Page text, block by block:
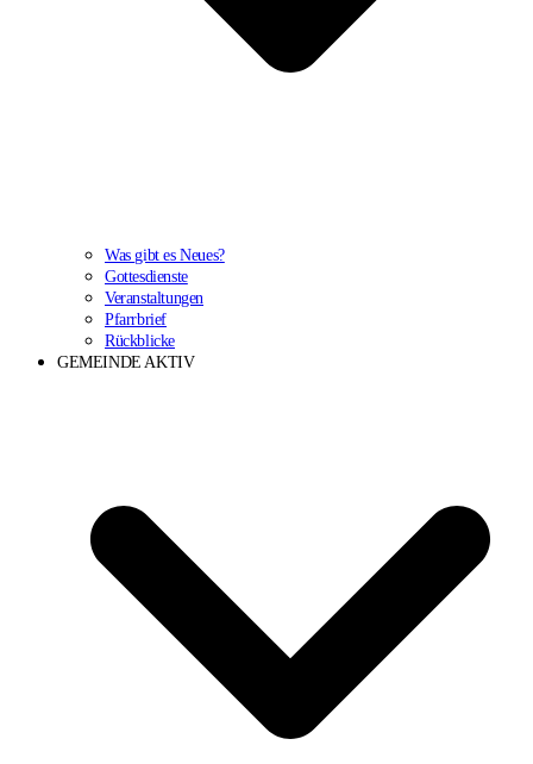
Was gibt es Neues?
Gottesdienste
Veranstaltungen
Pfarrbrief
Rückblicke
GEMEINDE AKTIV